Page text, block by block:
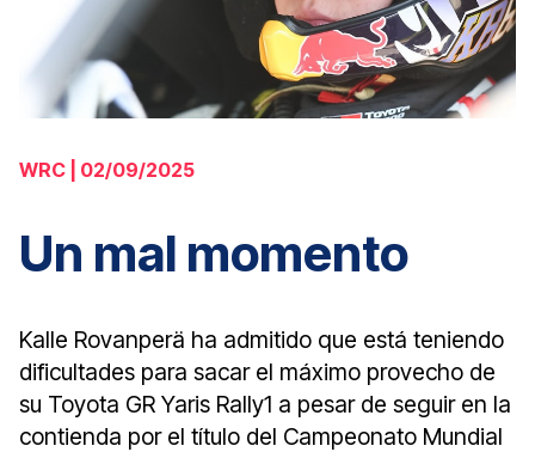
WRC | 02/09/2025
Un mal momento
Kalle Rovanperä ha admitido que está teniendo
dificultades para sacar el máximo provecho de
su Toyota GR Yaris Rally1 a pesar de seguir en la
contienda por el título del Campeonato Mundial